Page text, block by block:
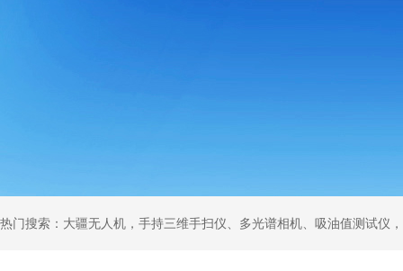
热门搜索：大疆无人机，手持三维手扫仪、多光谱相机、吸油值测试仪